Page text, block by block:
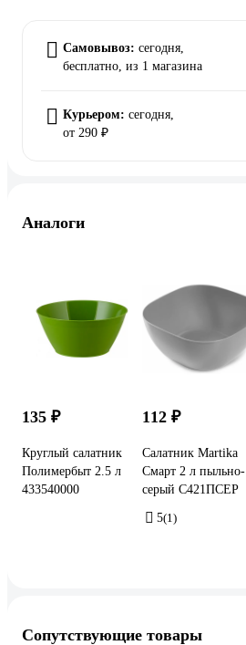
Самовывоз: сегодня,
бесплатно, из 1 магазина
Курьером: сегодня,
от 290 ₽
Аналоги
135 ₽
Круглый салатник
Полимербыт 2.5 л
433540000
112 ₽
Салатник Martika
Смарт 2 л пыльно-
серый С421ПСЕР
5(1)
Сопутствующие товары